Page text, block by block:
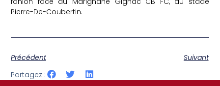
Pierre-De-Coubertin.
Précédent
Suivant
Partagez :